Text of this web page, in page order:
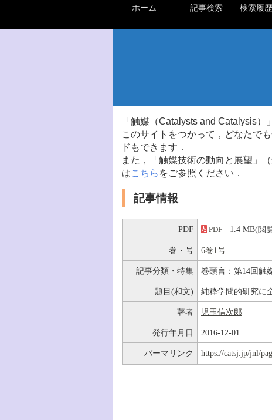
ホーム 記事検索 検索履
「触媒（Catalysts and Catalysis
このサイトをつかって，どなたで
ドもできます．
また，「触媒技術の動向と展望」
はこちら をご参照ください．
記事情報
PDF PDF 1.4 MB(閲
巻・号 6巻1号
記事分類・特集 巻頭言：第14回触
題目(和文) 純粋学問的研究に
著者 児玉信次郎
発行年月日 2016-12-01
パーマリンク https://catsj.jp/jnl/